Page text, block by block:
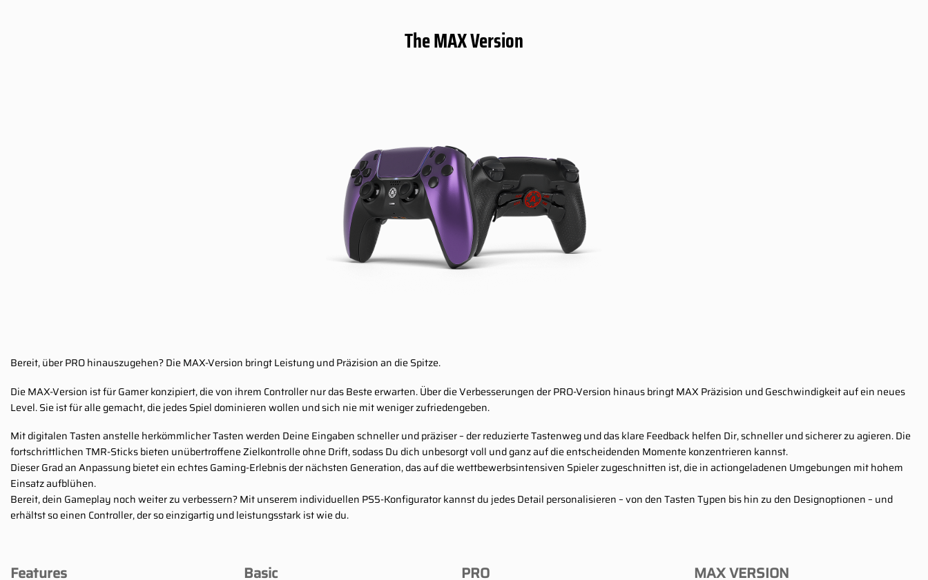
The MAX Version
Bereit, über PRO hinauszugehen? Die MAX-Version bringt Leistung und Präzision an die Spitze.
Die MAX-Version ist für Gamer konzipiert, die von ihrem Controller nur das Beste erwarten. Über die Verbesserungen der PRO-Version hinaus bringt MAX Präzision und Geschwindigkeit auf ein neues
Level. Sie ist für alle gemacht, die jedes Spiel dominieren wollen und sich nie mit weniger zufriedengeben.
Mit digitalen Tasten anstelle herkömmlicher Tasten werden Deine Eingaben schneller und präziser – der reduzierte Tastenweg und das klare Feedback helfen Dir, schneller und sicherer zu agieren. Die
fortschrittlichen TMR-Sticks bieten unübertroffene Zielkontrolle ohne Drift, sodass Du dich unbesorgt voll und ganz auf die entscheidenden Momente konzentrieren kannst.
Dieser Grad an Anpassung bietet ein echtes Gaming-Erlebnis der nächsten Generation, das auf die wettbewerbsintensiven Spieler zugeschnitten ist, die in actiongeladenen Umgebungen mit hohem
Einsatz aufblühen.
Bereit, dein Gameplay noch weiter zu verbessern? Mit unserem individuellen PS5-Konfigurator kannst du jedes Detail personalisieren – von den Tasten Typen bis hin zu den Designoptionen – und
erhältst so einen Controller, der so einzigartig und leistungsstark ist wie du.
Features Basic PRO MAX VERSION